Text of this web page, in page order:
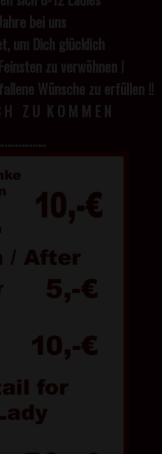
bei uns
um Dich glücklich
zu verwöhnen !
Wünsche zu erfüllen !!
H Z U K O M M E N